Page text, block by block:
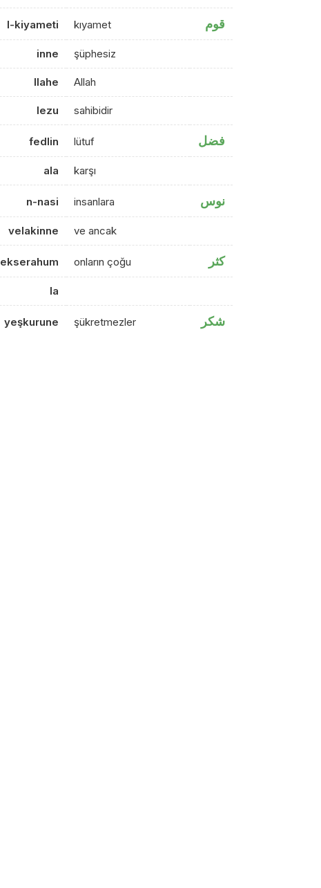
l-kiyameti kıyamet قوم
inne şüphesiz
llahe Allah
lezu sahibidir
fedlin lütuf فضل
ala karşı
n-nasi insanlara نوس
velakinne ve ancak
ekserahum onların çoğu كثر
la
yeşkurune şükretmezler شكر